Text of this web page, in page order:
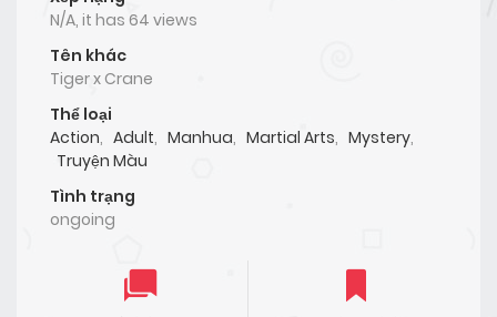
N/A, it has 64 views
Tên khác
Tiger x Crane
Thể loại
Action, Adult, Manhua, Martial Arts, Mystery,
Truyện Màu
Tình trạng
ongoing